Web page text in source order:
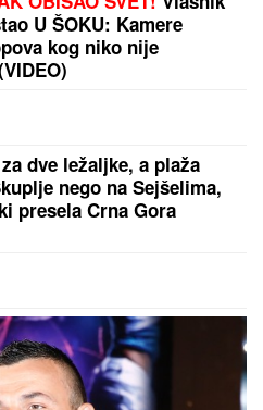
U ŠOKU: Kamere
kog niko nije
dve ležaljke, a plaža
nego na Sejšelima,
presela Crna Gora